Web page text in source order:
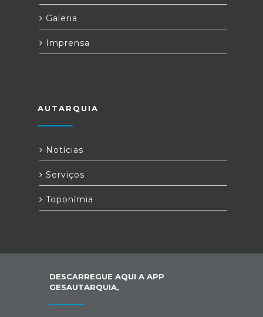
Galeria
Imprensa
AUTARQUIA
Notícias
Serviços
Toponímia
DESCARREGUE AQUI A APP
GESAUTARQUIA,